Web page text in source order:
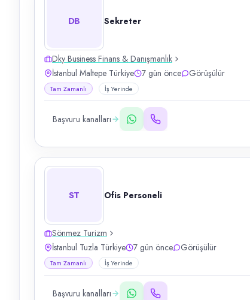
DB Sekreter
Dky Business Finans & Danışmanlık
İstanbul Maltepe Türkiye
7 gün önce Görüşülür
Tam Zamanlı İş Yerinde
Başvuru kanalları
ST Ofis Personeli
Sönmez Turizm
İstanbul Tuzla Türkiye
7 gün önce Görüşülür
Tam Zamanlı İş Yerinde
Başvuru kanalları